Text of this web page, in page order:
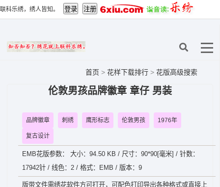
联科乐绣，绣人皆知。
首页 > 花样下载排行 > 花版高级搜索
伦敦男孩品牌徽章 章仔 男装
品牌徽章 刺绣 鹰形标志 伦敦男孩 1976年
复古设计
EMB花版参数： 大小：94.50 KB / 尺寸：90*90[毫米] / 针数：
17942针 / 线色：2 / 格式：EMB / 版本：9
版带文件需绣花软件方可打开，可配色打印导出各种格式或直接上